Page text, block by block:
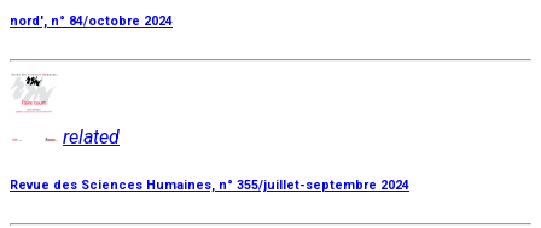
nord', n° 84/octobre 2024
related
Revue des Sciences Humaines, n° 355/juillet-septembre 2024